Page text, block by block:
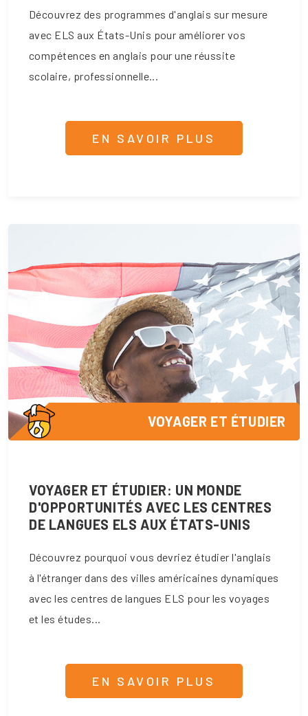
Découvrez des programmes d'anglais sur mesure
avec ELS aux États-Unis pour améliorer vos
compétences en anglais pour une réussite
scolaire, professionnelle...
EN SAVOIR PLUS
VOYAGER ET ÉTUDIER
VOYAGER ET ÉTUDIER: UN MONDE
D'OPPORTUNITÉS AVEC LES CENTRES
DE LANGUES ELS AUX ÉTATS-UNIS
Découvrez pourquoi vous devriez étudier l'anglais
à l'étranger dans des villes américaines dynamiques
avec les centres de langues ELS pour les voyages
et les études...
EN SAVOIR PLUS